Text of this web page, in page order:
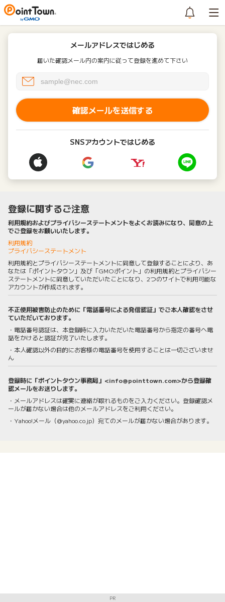
メールアドレスではじめる
届いた確認メール内の案内に従って登録を進めて下さい
確認メールを送信する
SNSアカウントではじめる
登録に関するご注意
利用規約およびプライバシーステートメントをよくお読みになり、同意の上
でご登録をお願いいたします。
利用規約
プライバシーステートメント
利用規約とプライバシーステートメントに同意して登録することにより、あ
なたは「ポイントタウン」及び「GMOポイント」の利用規約とプライバシー
ステートメントに同意していただいたことになり、2つのサイトで利用可能な
アカウントが作成されます。
不正使用被害防止のために「電話番号による発信認証」でご本人確認をさせ
ていただいております。
・電話番号認証は、本登録時に入力いただいた電話番号から指定の番号へ電
話をかけると認証が完了いたします。
・本人確認以外の目的にお客様の電話番号を使用することは一切ございませ
ん
登録時に「ポイントタウン事務局」<info@pointtown.com>から登録確
認メールをお送りします。
・メールアドレスは確実に連絡が取れるものをご入力ください。登録確認メ
ールが届かない場合は他のメールアドレスをご利用ください。
・Yahoo!メール（@yahoo.co.jp）宛てのメールが届かない場合があります。
PR